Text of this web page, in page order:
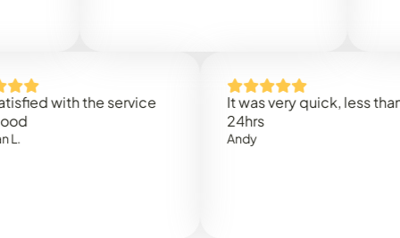
with the service
It was very quick, less than